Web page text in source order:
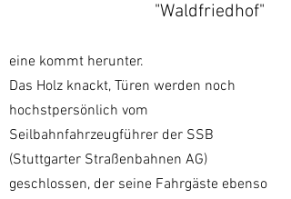
"Waldfriedhof"
eine kommt herunter.
Das Holz knackt, Türen werden noch
hochstpersönlich vom
Seilbahnfahrzeugführer der SSB
(Stuttgarter Straßenbahnen AG)
geschlossen, der seine Fahrgäste ebenso